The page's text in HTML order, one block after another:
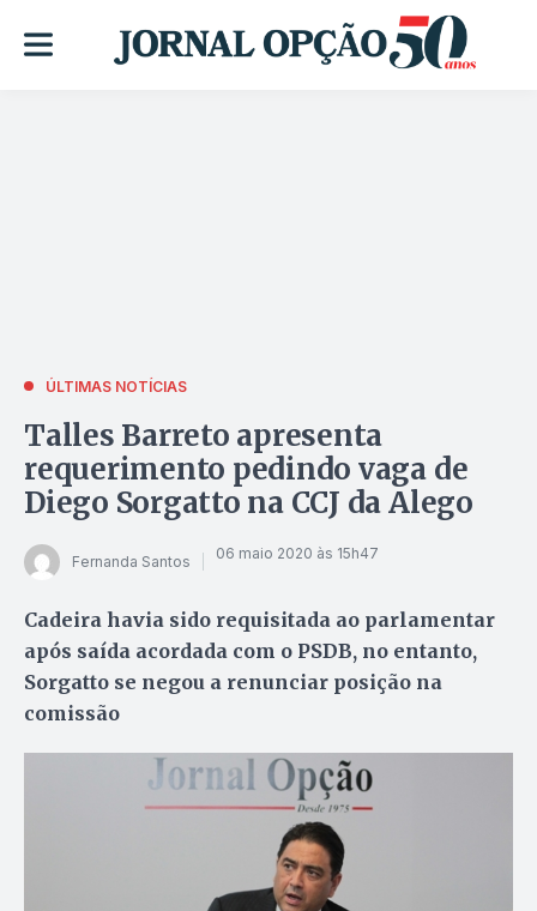
ÚLTIMAS NOTÍCIAS
Talles Barreto apresenta
requerimento pedindo vaga de
Diego Sorgatto na CCJ da Alego
Fernanda Santos 06 maio 2020 às 15h47
Cadeira havia sido requisitada ao parlamentar
após saída acordada com o PSDB, no entanto,
Sorgatto se negou a renunciar posição na
comissão